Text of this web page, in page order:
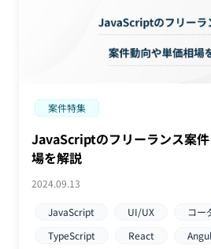
案件特集
JavaScriptのフリーランス案
場を解説
2024.09.13
JavaScript UI/UX
コー
TypeScript
React